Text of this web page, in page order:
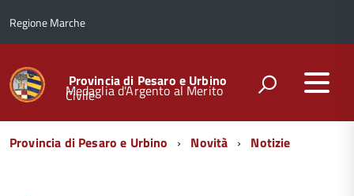
Regione Marche
Provincia di Pesaro e Urbino
Medaglia d'Argento al Merito
Civile
Menu
diProvincia di Pesaro e Urbino Novità Notizie